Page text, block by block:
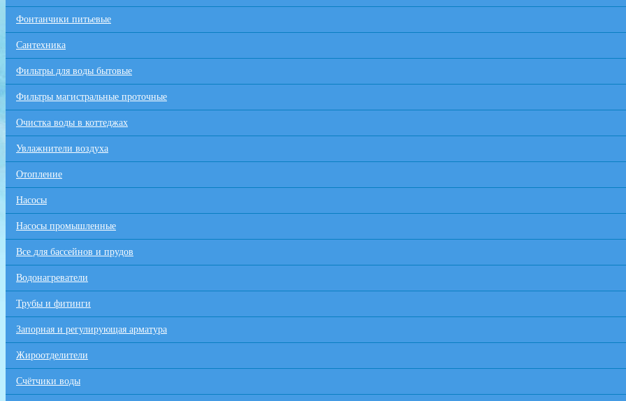
Фонтанчики питьевые
Сантехника
Фильтры для воды бытовые
Фильтры магистральные проточные
Очистка воды в коттеджах
Увлажнители воздуха
Отопление
Насосы
Насосы промышленные
Все для бaссейнов и прудов
Водонагреватели
Трубы и фитинги
Запорная и регулирующая арматура
Жироотделители
Счётчики воды